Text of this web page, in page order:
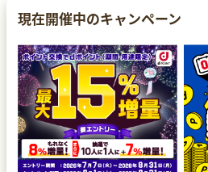
現在開催中のキャンペーン